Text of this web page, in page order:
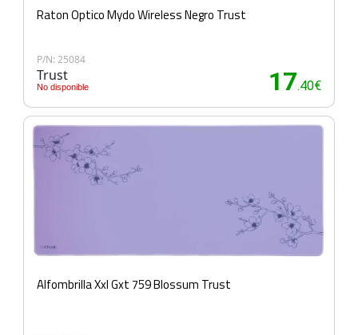
Raton Optico Mydo Wireless Negro Trust
P/N: 25084
Trust
No disponible 17.40€
Alfombrilla Xxl Gxt 759 Blossum Trust